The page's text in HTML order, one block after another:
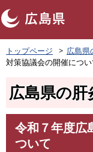
ペ
ー
ジ
トップページ 広島県
対策協議会の開催につ
広島県の
令和７年度広
ついて